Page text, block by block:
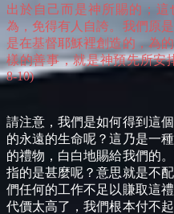
出於自己而是神所賜的；這
為，免得有人自誇。我們原是
是在基督耶穌裡創造的，為
樣的善事，就是神預先所安
8-10)
請注意，我們是如何得到這
的永遠的生命呢？這乃是一
的禮物，白白地賜給我們的。
指的是甚麼呢？意思就是不
們任何的工作不足以賺取這
代價太高了，我們根本付不